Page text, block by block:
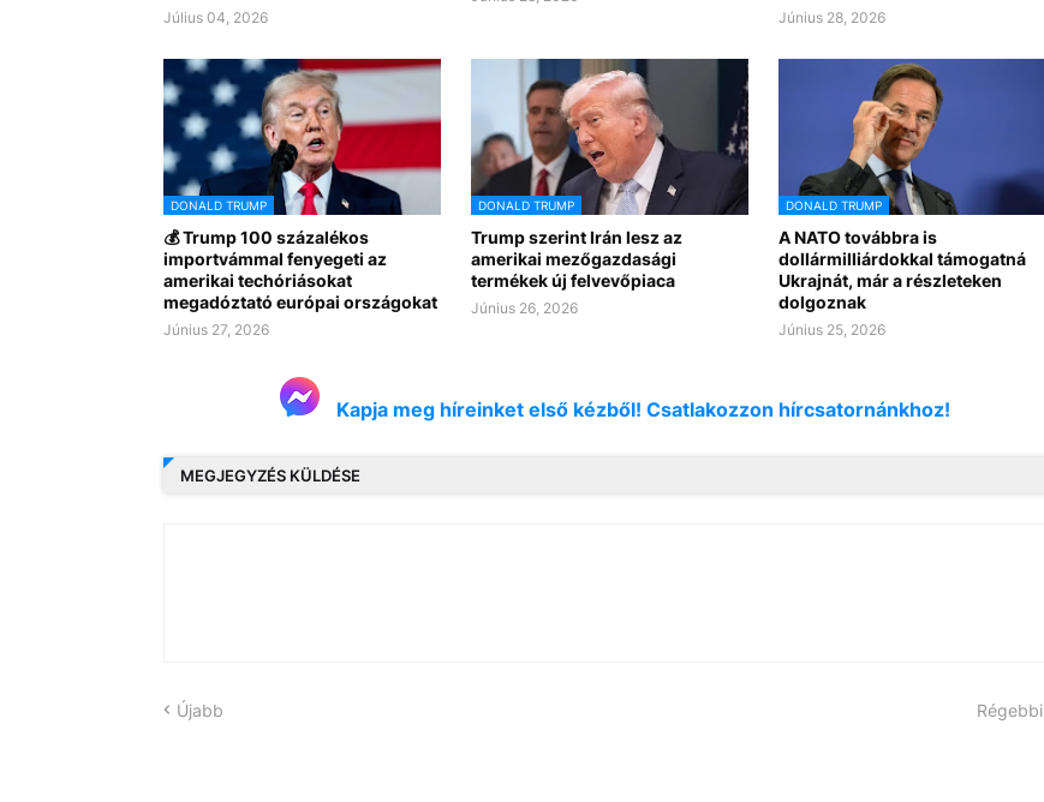
Július 04, 2026 Június 28, 2026
DONALD TRUMP
💰 Trump 100 százalékos
importvámmal fenyegeti az
amerikai techóriásokat
megadóztató európai országokat
Június 27, 2026
DONALD TRUMP
Trump szerint Irán lesz az
amerikai mezőgazdasági
termékek új felvevőpiaca
Június 26, 2026
DONALD TRUMP
A NATO továbbra is
dollármilliárdokkal támogatná
Ukrajnát, már a részleteken
dolgoznak
Június 25, 2026
Kapja meg híreinket első kézből! Csatlakozzon hírcsatornánkhoz!
MEGJEGYZÉS KÜLDÉSE
Újabb Régebbi